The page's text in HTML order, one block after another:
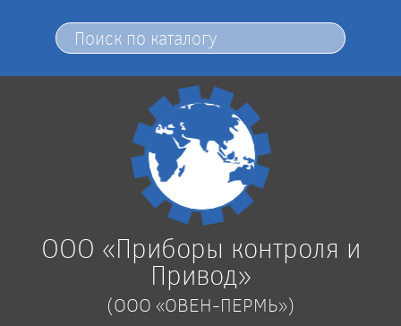
ООО «Приборы контроля и
Привод»
(ООО «ОВЕН-ПЕРМЬ»)